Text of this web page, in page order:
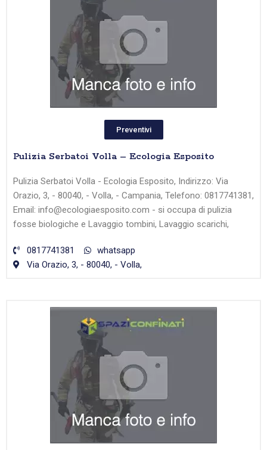
Preventivi
Pulizia Serbatoi Volla – Ecologia Esposito
Pulizia Serbatoi Volla - Ecologia Esposito, Indirizzo: Via
Orazio, 3, - 80040, - Volla, - Campania, Telefono: 0817741381,
Email: info@ecologiaesposito.com - si occupa di pulizia
fosse biologiche e Lavaggio tombini, Lavaggio scarichi,
0817741381
whatsapp
Via Orazio, 3, - 80040, - Volla,